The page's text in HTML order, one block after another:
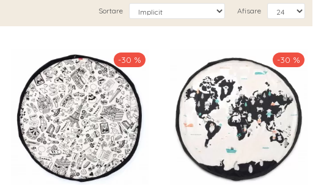
Sortare Afisare
-30 % -30 %